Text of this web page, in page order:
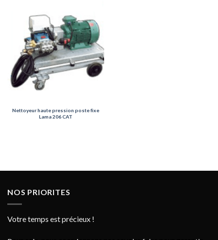
Nettoyeur haute pression poste fixe
Lama 206 CAT
NOS PRIORITES
Votre temps est précieux !